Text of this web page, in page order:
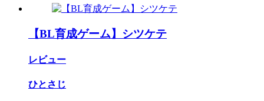
【BL育成ゲーム】シツケテ
レビュー
ひとさじ